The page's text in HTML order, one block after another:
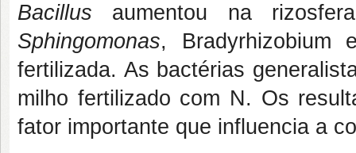
Bacillus aumentou na
Sphingomonas, Bradyrhizobium
fertilizada. As bactérias
milho fertilizado com N. Os
fator importante que influencia a